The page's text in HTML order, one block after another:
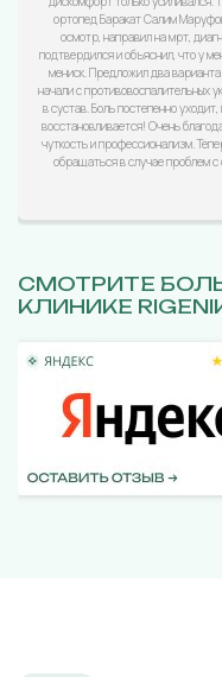
ортопед Баракат Салим
осмотр, направил на мрт,
подтвердился и объяснил, что у
мениск. Предложил два
начали с противовоспалительных
в сустав. Боль постепенно
восстановливается! Очень
чуткость и профессионализм.
обращаться в случае проблем с
СМОТРИТЕ
КЛИНИКЕ